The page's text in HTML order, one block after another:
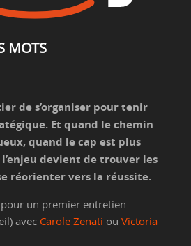
MOTS
de s’organiser pour tenir
Et quand le chemin
quand le cap est plus
devient de trouver les
réorienter vers la réussite.
un premier entretien
avec Carole Zenati ou Victoria